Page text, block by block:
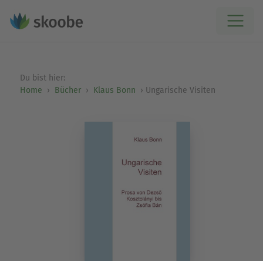
Du bist hier:
Home
Bücher Klaus Bonn Ungarische Visiten